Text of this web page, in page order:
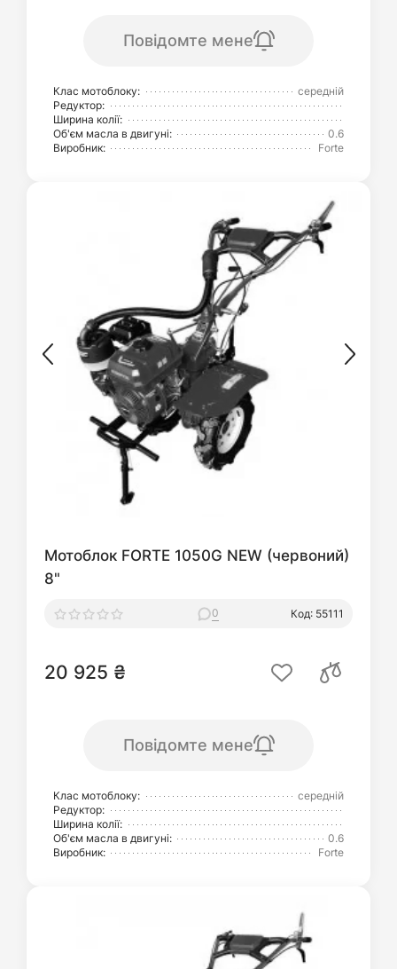
Повідомте мене
Клас мотоблоку:
середній
Редуктор:
Ширина колії:
Об'єм масла в двигуні:
0.6
Виробник:
Forte
Мотоблок FORTE 1050G NEW (червоний)
8"
0 Код: 55111
20 925 ₴
Повідомте мене
Клас мотоблоку:
середній
Редуктор:
Ширина колії:
Об'єм масла в двигуні:
0.6
Виробник:
Forte